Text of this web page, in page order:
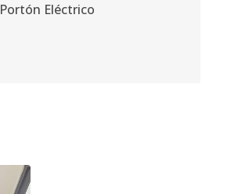
Portón Eléctrico